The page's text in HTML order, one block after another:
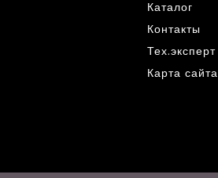
Каталог
Контакты
Тех.эксперт
Карта сайта